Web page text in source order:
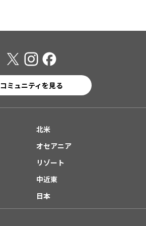
コミュニティを見る
北米
オセアニア
リゾート
中近東
日本